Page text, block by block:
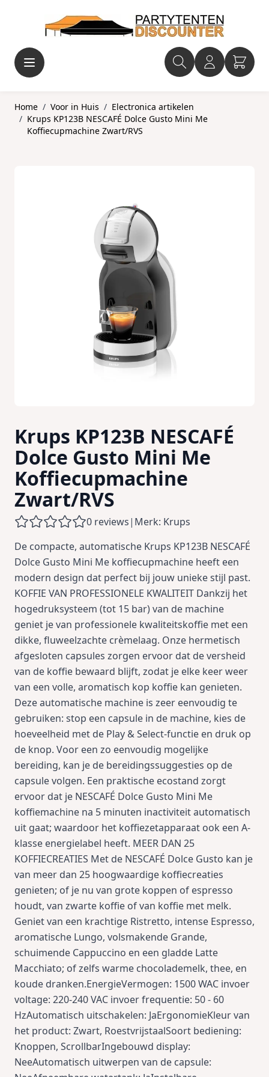
Home / Voor in Huis / Electronica artikelen
/ Krups KP123B NESCAFÉ Dolce Gusto Mini Me
Koffiecupmachine Zwart/RVS
Krups KP123B NESCAFÉ
Dolce Gusto Mini Me
Koffiecupmachine
Zwart/RVS
0 reviews| Merk: Krups
De compacte, automatische Krups KP123B NESCAFÉ
Dolce Gusto Mini Me koffiecupmachine heeft een
modern design dat perfect bij jouw unieke stijl past.
KOFFIE VAN PROFESSIONELE KWALITEIT Dankzij het
hogedruksysteem (tot 15 bar) van de machine
geniet je van professionele kwaliteitskoffie met een
dikke, fluweelzachte crèmelaag. Onze hermetisch
afgesloten capsules zorgen ervoor dat de versheid
van de koffie bewaard blijft, zodat je elke keer weer
van een volle, aromatisch kop koffie kan genieten.
Deze automatische machine is zeer eenvoudig te
gebruiken: stop een capsule in de machine, kies de
hoeveelheid met de Play & Select-functie en druk op
de knop. Voor een zo eenvoudig mogelijke
bereiding, kan je de bereidingssuggesties op de
capsule volgen. Een praktische ecostand zorgt
ervoor dat je NESCAFÉ Dolce Gusto Mini Me
koffiemachine na 5 minuten inactiviteit automatisch
uit gaat; waardoor het koffiezetapparaat ook een A-
klasse energielabel heeft. MEER DAN 25
KOFFIECREATIES Met de NESCAFÉ Dolce Gusto kan je
van meer dan 25 hoogwaardige koffiecreaties
genieten; of je nu van grote koppen of espresso
houdt, van zwarte koffie of van koffie met melk.
Geniet van een krachtige Ristretto, intense Espresso,
aromatische Lungo, volsmakende Grande,
schuimende Cappuccino en een gladde Latte
Macchiato; of zelfs warme chocolademelk, thee, en
koude dranken.EnergieVermogen: 1500 WAC invoer
voltage: 220-240 VAC invoer frequentie: 50 - 60
HzAutomatisch uitschakelen: JaErgonomieKleur van
het product: Zwart, RoestvrijstaalSoort bediening:
Knoppen, ScrollbarIngebouwd display:
NeeAutomatisch uitwerpen van de capsule: